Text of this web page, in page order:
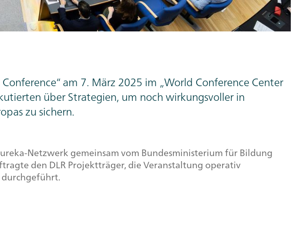
Conference“ am 7. März 2025 im „World Conference Center
über Strategien, um noch wirkungsvoller in
zu sichern.
Netzwerk gemeinsam vom Bundesministerium für Bildung
den DLR Projektträger, die Veranstaltung operativ
durchgeführt.